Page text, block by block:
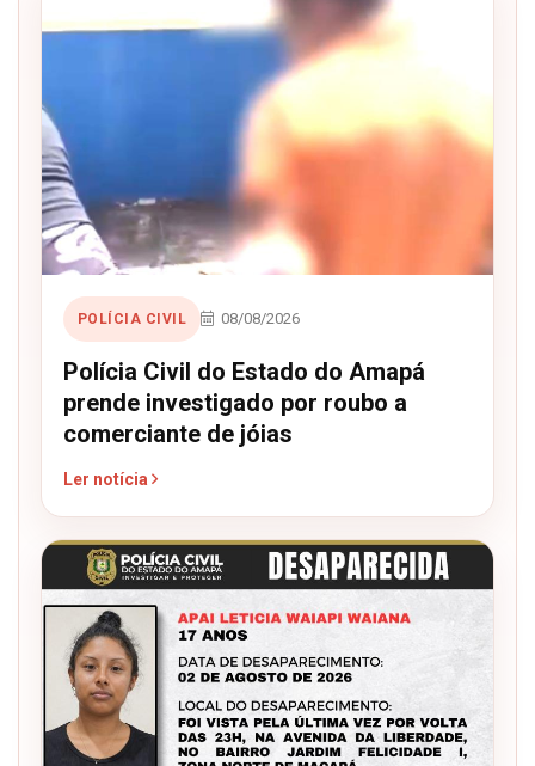
POLÍCIA CIVIL 08/08/2026
Polícia Civil do Estado do Amapá
prende investigado por roubo a
comerciante de jóias
Ler notícia